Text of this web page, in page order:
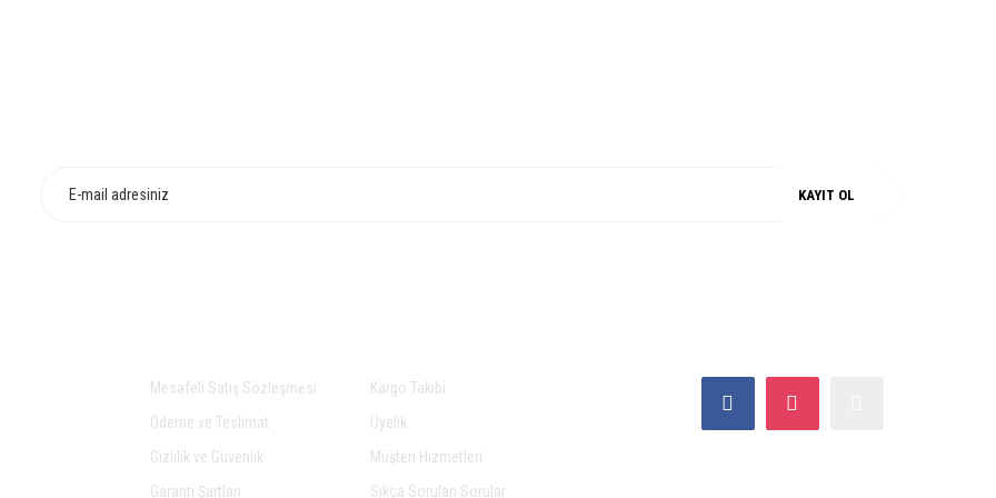
KAYIT OL
Mesafeli Satış Sözleşmesi
Ödeme ve Teslimat
Gizlilik ve Güvenlik
Garanti Şartları
Kargo Takibi
Üyelik
Müşteri Hizmetleri
Sıkça Sorulan Sorular